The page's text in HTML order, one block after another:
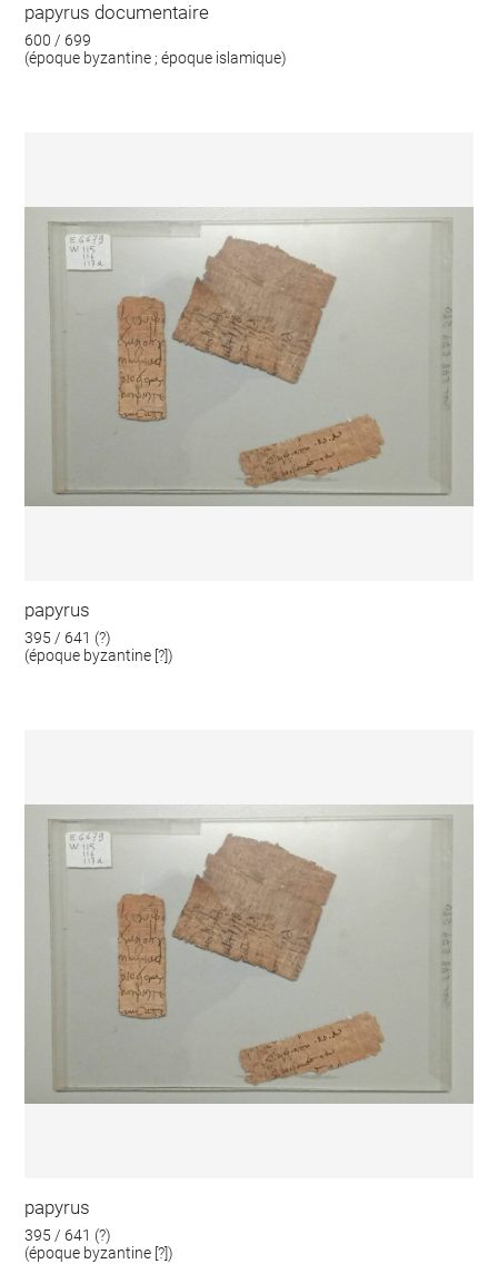
papyrus documentaire
600 / 699
(époque byzantine ; époque islamique)
papyrus
395 / 641 (?)
(époque byzantine [?])
papyrus
395 / 641 (?)
(époque byzantine [?])